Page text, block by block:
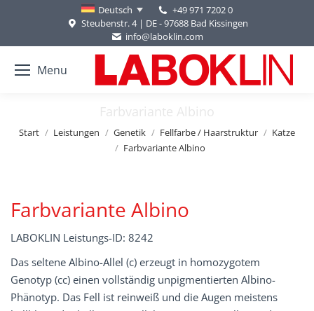
Deutsch
+49 971 7202 0
Steubenstr. 4 | DE - 97688 Bad Kissingen
info@laboklin.com
Menu
Farbvariante Albino
Sie befinden sich hier:
Start Leistungen Genetik Fellfarbe / Haarstruktur
Katze
Farbvariante Albino
Farbvariante Albino
LABOKLIN Leistungs-ID: 8242
Das seltene Albino-Allel (c) erzeugt in homozygotem
Genotyp (cc) einen vollständig unpigmentierten Albino-
Phänotyp. Das Fell ist reinweiß und die Augen meistens